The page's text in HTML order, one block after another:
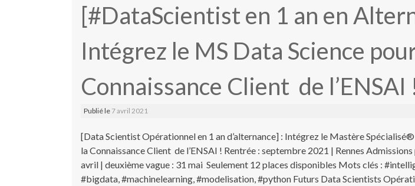
[#DataScientist en 1 an en
Intégrez le MS Data Science
Connaissance Client de l’ENSAI
Publié le7 avril 2021
[Data Scientist Opérationnel en 1 an d’alternance] : Intégrez le Mastère
la Connaissance Client de l’ENSAI ! Rentrée : septembre 2021 | Rennes
avril | deuxième vague : 31 mai Seulement 12 places disponibles Mots clés :
#bigdata, #machinelearning, #modelisation, #python Futurs Data Scientists